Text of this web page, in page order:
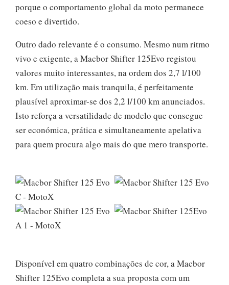
porque o comportamento global da moto permanece
coeso e divertido.
Outro dado relevante é o consumo. Mesmo num ritmo
vivo e exigente, a Macbor Shifter 125Evo registou
valores muito interessantes, na ordem dos 2,7 l/100
km. Em utilização mais tranquila, é perfeitamente
plausível aproximar-se dos 2,2 l/100 km anunciados.
Isto reforça a versatilidade de modelo que consegue
ser económica, prática e simultaneamente apelativa
para quem procura algo mais do que mero transporte.
Disponível em quatro combinações de cor, a Macbor
Shifter 125Evo completa a sua proposta com um